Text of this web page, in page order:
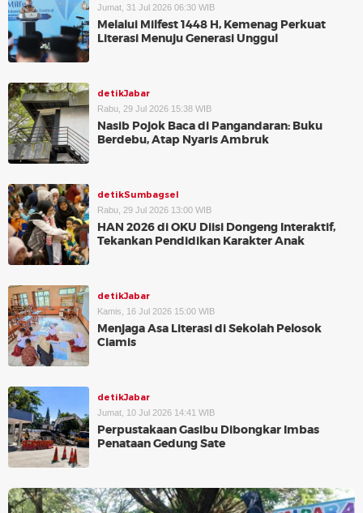
Jumat, 31 Jul 2026 06:30 WIB
Melalui Milfest 1448 H, Kemenag Perkuat
Literasi Menuju Generasi Unggul
detikJabar
Rabu, 29 Jul 2026 15:38 WIB
Nasib Pojok Baca di Pangandaran: Buku
Berdebu, Atap Nyaris Ambruk
detikSumbagsel
Rabu, 29 Jul 2026 13:00 WIB
HAN 2026 di OKU Diisi Dongeng Interaktif,
Tekankan Pendidikan Karakter Anak
detikJabar
Kamis, 16 Jul 2026 15:00 WIB
Menjaga Asa Literasi di Sekolah Pelosok
Ciamis
detikJabar
Jumat, 10 Jul 2026 14:41 WIB
Perpustakaan Gasibu Dibongkar Imbas
Penataan Gedung Sate